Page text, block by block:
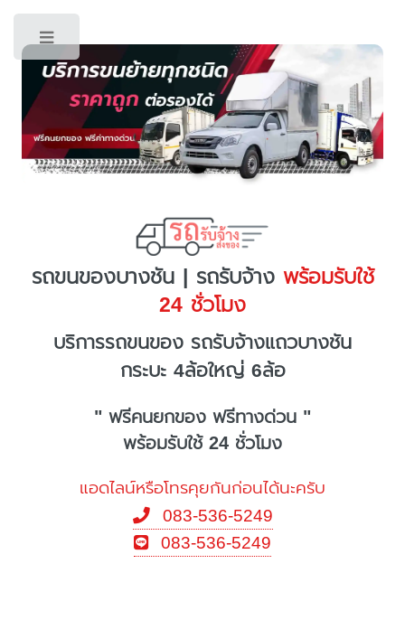
รถขนของบางชัน | รถรับจ้างพร้อมรับใช้
24 ชั่วโมง
บริการรถขนของ รถรับจ้างแถวบางชัน
กระบะ 4ล้อใหญ่ 6ล้อ
" ฟรีคนยกของ ฟรีทางด่วน "
พร้อมรับใช้ 24 ชั่วโมง
แอดไลน์หรือโทรคุยกันก่อนได้นะครับ
083-536-5249
083-536-5249
Toggle